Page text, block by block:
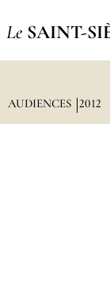
Le SAINT-
AUDIENCES 2012